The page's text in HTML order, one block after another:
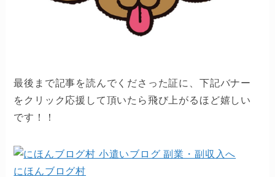
最後まで記事を読んでくださった証に、下記バナー
をクリック応援して頂いたら飛び上がるほど嬉しい
です！！
にほんブログ村